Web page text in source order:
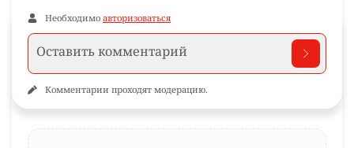
Необходимо авторизоваться
Комментарии проходят модерацию.